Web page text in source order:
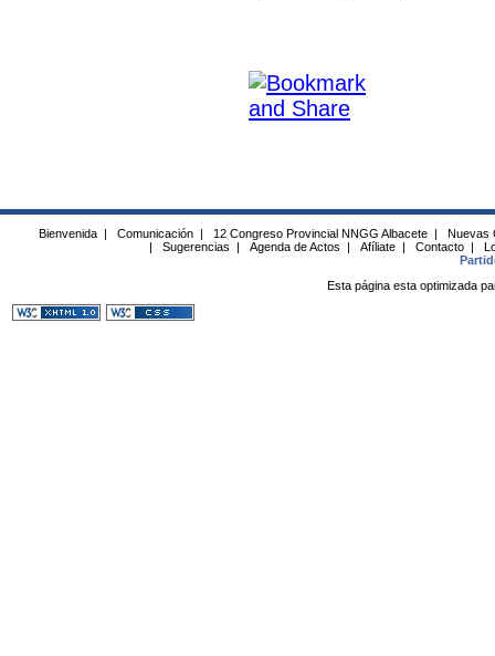
Bienvenida | Comunicación | 12 Congreso Provincial NNGG Albacete |
Nuevas
|
Sugerencias | Agenda de Actos | Afíliate | Contacto |
Esta página esta optimizada